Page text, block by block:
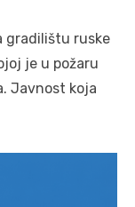
gradilištu ruske
je u požaru
Javnost koja